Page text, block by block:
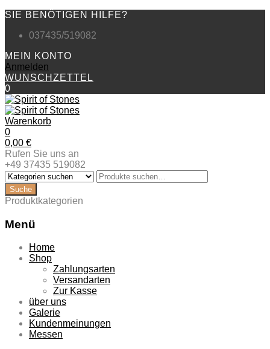
SIE BENÖTIGEN HILFE?
037435/519082
MEIN KONTO
Anmelden
WUNSCHZETTEL
0
Warenkorb
0
0,00 €
Rufen Sie uns an
+49 37435 519082
Produktkategorien
Menü
Zum
Inhalt
Home
Shop
Zahlungsarten
Versandarten
Zur Kasse
über uns
Galerie
Kundenmeinungen
Messen